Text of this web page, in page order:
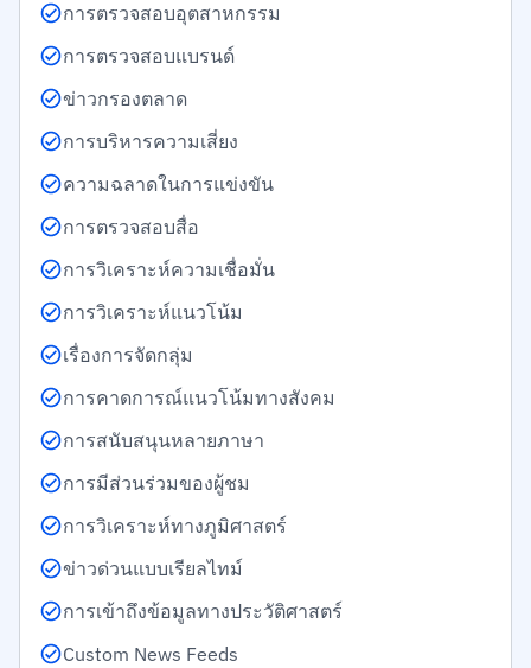
การตรวจสอบอุตสาหกรรม
การตรวจสอบแบรนด์
ข่าวกรองตลาด
การบริหารความเสี่ยง
ความฉลาดในการแข่งขัน
การตรวจสอบสื่อ
การวิเคราะห์ความเชื่อมั่น
การวิเคราะห์แนวโน้ม
เรื่องการจัดกลุ่ม
การคาดการณ์แนวโน้มทางสังคม
การสนับสนุนหลายภาษา
การมีส่วนร่วมของผู้ชม
การวิเคราะห์ทางภูมิศาสตร์
ข่าวด่วนแบบเรียลไทม์
การเข้าถึงข้อมูลทางประวัติศาสตร์
Custom News Feeds